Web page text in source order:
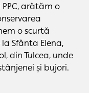
arătăm o
o scurtă
Sfânta Elena,
din Tulcea, unde
și bujori.